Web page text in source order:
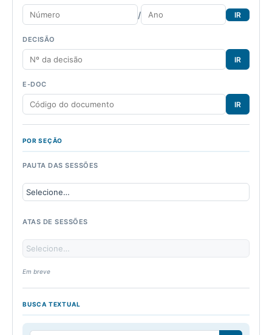
/ IR
DECISÃO
IR
E-DOC
IR
POR SEÇÃO
PAUTA DAS SESSÕES
ATAS DE SESSÕES
Em breve
BUSCA TEXTUAL